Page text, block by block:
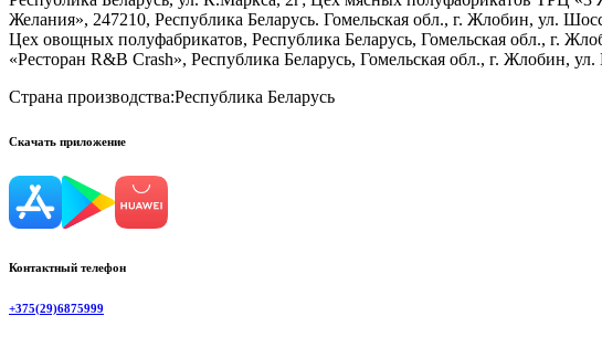
Желания», 247210, Республика Беларусь. Гомельская обл., г. Жлобин, ул.
Цех овощных полуфабрикатов, Республика Беларусь, Гомельская обл., г.
«Ресторан R&B Crash», Республика Беларусь, Гомельская обл., г. Жлобин,
Страна производства:Республика Беларусь
Скачать приложение
Контактный телефон
+375(29)6875999